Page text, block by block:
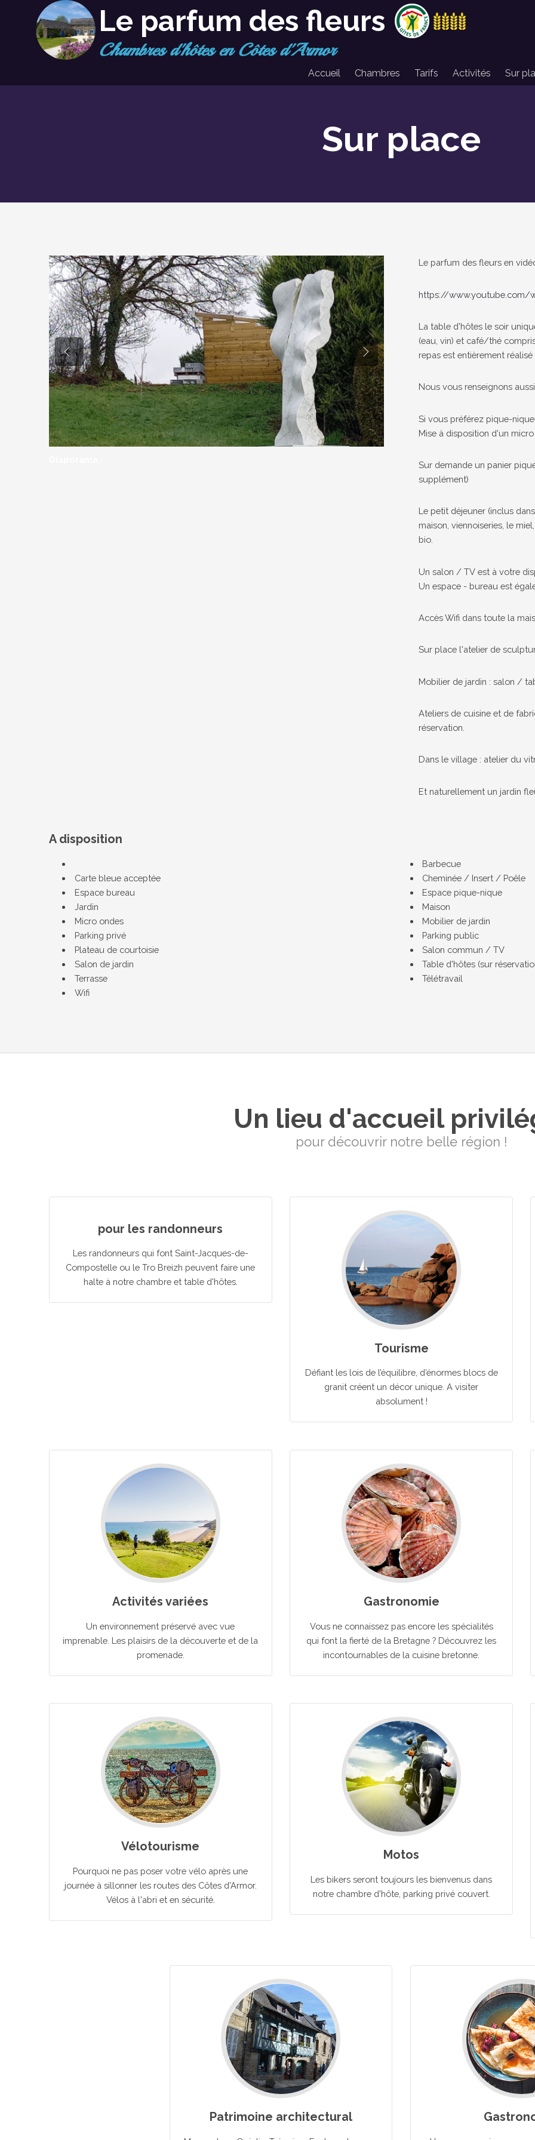
Le parfum des fleurs
chambres d'hôtes en Côtes d'Armor
Accueil Chambres Tarifs Activités Sur
Sur place
Le parfum des fleurs en
https://www.youtube.com/
La table d'hôtes le soir
(eau, vin) et café/thé
repas est entièrement
Nous vous renseignons
Si vous préférez pique-
Mise à disposition d'un
Sur demande un panier
supplément)
Le petit déjeuner (inclus
maison, viennoiseries, le
bio.
Un salon / TV est à votre
Un espace - bureau est
Accès Wifi dans toute la
Sur place l'atelier de
Mobilier de jardin : salon /
Ateliers de cuisine et de
réservation.
Dans le village : atelier du
Et naturellement un jardin
A disposition
Barbecue
Carte bleue acceptée
Cheminée / Insert / Poêle
Espace bureau
Espace pique-nique
Jardin
Maison
Micro ondes
Mobilier de jardin
Parking privé
Parking public
Plateau de courtoisie
Salon commun / TV
Salon de jardin
Table d'hôtes (sur
Terrasse
Télétravail
Wifi
Un lieu d'accueil
pour découvrir notre belle région !
pour les randonneurs
Les randonneurs qui font Saint-Jacques-de-
Compostelle ou le Tro Breizh peuvent faire une
halte à notre chambre et table d'hôtes.
Tourisme
Défiant les lois de l’équilibre, d’énormes blocs de
granit créent un décor unique. A visiter
absolument !
Activités variées
Un environnement préservé avec vue
imprenable. Les plaisirs de la découverte et de la
promenade.
Gastronomie
Vous ne connaissez pas encore les spécialités
qui font la fierté de la Bretagne ? Découvrez les
incontournables de la cuisine bretonne.
Vélotourisme
Pourquoi ne pas poser votre vélo après une
journée à sillonner les routes des Côtes d'Armor.
Vélos à l'abri et en sécurité.
Motos
Les bikers seront toujours les bienvenus dans
notre chambre d'hôte, parking privé couvert.
Patrimoine architectural